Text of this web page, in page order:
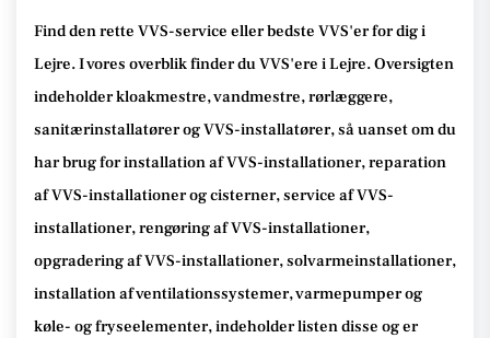
Find den rette VVS-service eller bedste VVS'er for dig i
Lejre. I vores overblik finder du VVS'ere i Lejre. Oversigten
indeholder kloakmestre, vandmestre, rørlæggere,
sanitærinstallatører og VVS-installatører, så uanset om du
har brug for installation af VVS-installationer, reparation
af VVS-installationer og cisterner, service af VVS-
installationer, rengøring af VVS-installationer,
opgradering af VVS-installationer, solvarmeinstallationer,
installation af ventilationssystemer, varmepumper og
køle- og fryseelementer, indeholder listen disse og er